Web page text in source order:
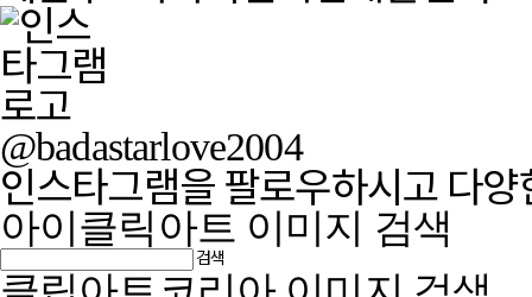
@badastarlove2004
인스타그램을 팔로우하시고 다
아이클릭아트 이미지 검색
검색